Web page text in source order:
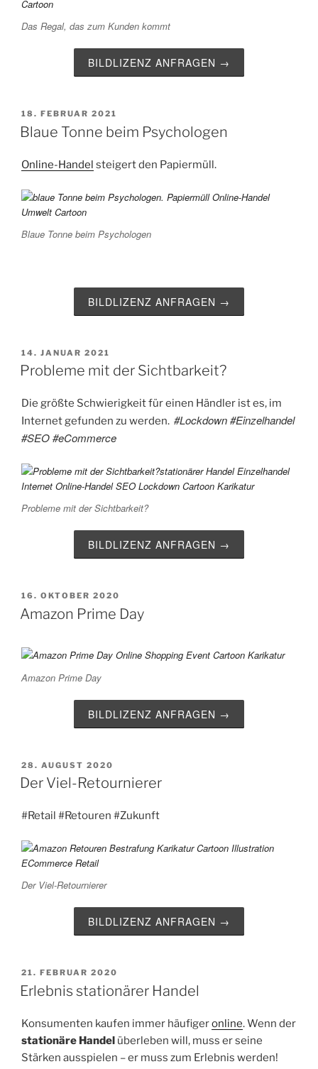
Das Regal, das zum Kunden kommt
BILDLIZENZ ANFRAGEN →
VERÖFFENTLICHT
AM
18. FEBRUAR 2021
Blaue Tonne beim Psychologen
Online-Handel steigert den Papiermüll.
Blaue Tonne beim Psychologen
BILDLIZENZ ANFRAGEN →
VERÖFFENTLICHT
AM
14. JANUAR 2021
Probleme mit der Sichtbarkeit?
Die größte Schwierigkeit für einen Händler ist es, im
Internet gefunden zu werden. #Lockdown #Einzelhandel
#SEO #eCommerce
Probleme mit der Sichtbarkeit?
BILDLIZENZ ANFRAGEN →
VERÖFFENTLICHT
AM
16. OKTOBER 2020
Amazon Prime Day
Amazon Prime Day
BILDLIZENZ ANFRAGEN →
VERÖFFENTLICHT
AM
28. AUGUST 2020
Der Viel-Retournierer
#Retail #Retouren #Zukunft
Der Viel-Retournierer
BILDLIZENZ ANFRAGEN →
VERÖFFENTLICHT
AM
21. FEBRUAR 2020
Erlebnis stationärer Handel
Konsumenten kaufen immer häufigeronline. Wenn der
stationäre Handel überleben will, muss er seine
Stärken ausspielen – er muss zum Erlebnis werden!